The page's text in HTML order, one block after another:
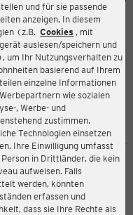
und für sie passende
anzeigen. In diesem
(z.B. Cookies , mit
auslesen/speichern und
um Ihr Nutzungsverhalten zu
basierend auf Ihrem
einzelne Informationen
wie sozialen
, Werbe- und
zustimmen.
Technologien einsetzen
Ihre Einwilligung umfasst
in Drittländer, die kein
aufweisen. Falls
werden, könnten
erfassen und
dass sie Ihre Rechte als
10